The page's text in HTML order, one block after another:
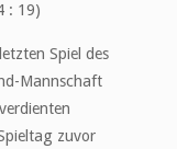
: 19)
Spiel des
Mannschaft
zuvor